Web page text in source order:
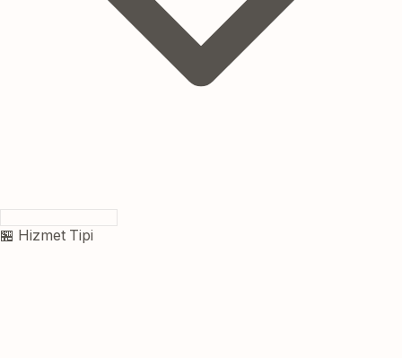
🏪 Hizmet Tipi